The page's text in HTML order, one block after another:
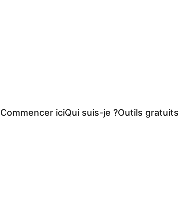
Commencer iciQui suis-je ?Outils gratuits